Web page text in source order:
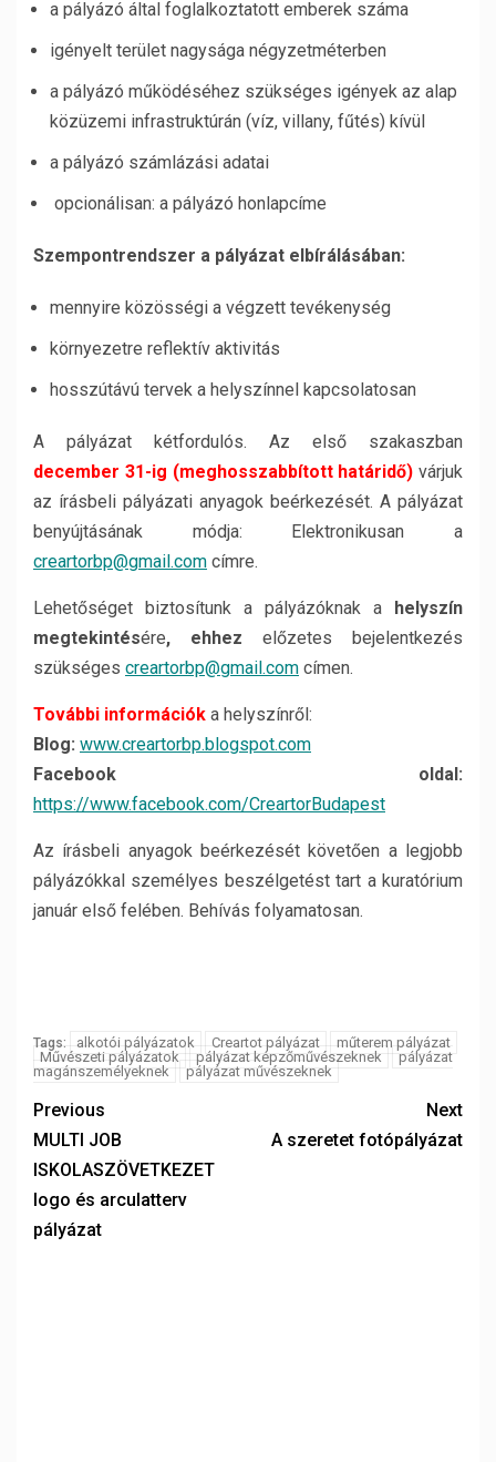
a pályázó által foglalkoztatott emberek száma
igényelt terület nagysága négyzetméterben
a pályázó működéséhez szükséges igények az alap
közüzemi infrastruktúrán (víz, villany, fűtés) kívül
a pályázó számlázási adatai
opcionálisan: a pályázó honlapcíme
Szempontrendszer a pályázat elbírálásában:
mennyire közösségi a végzett tevékenység
környezetre reflektív aktivitás
hosszútávú tervek a helyszínnel kapcsolatosan
A pályázat kétfordulós. Az első szakaszban
december 31-ig (meghosszabbított határidő) várjuk
az írásbeli pályázati anyagok beérkezését. A pályázat
benyújtásának módja: Elektronikusan a
creartorbp@gmail.com címre.
Lehetőséget biztosítunk a pályázóknak a helyszín
megtekintésére, ehhez előzetes bejelentkezés
szükséges creartorbp@gmail.com címen.
További információk a helyszínről:
Blog: www.creartorbp.blogspot.com
Facebook oldal:
https://www.facebook.com/CreartorBudapest
Az írásbeli anyagok beérkezését követően a legjobb
pályázókkal személyes beszélgetést tart a kuratórium
január első felében. Behívás folyamatosan.
Tags: alkotói pályázatok Creartot pályázat
műterem pályázat
Művészeti pályázatok
pályázat képzőművészeknek
pályázat
magánszemélyeknek
pályázat művészeknek
Previous
MULTI JOB
ISKOLASZÖVETKEZET
logo és arculatterv
pályázat
Next
A szeretet fotópályázat